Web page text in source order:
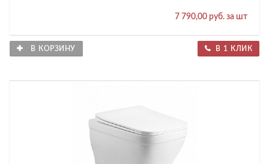
7 790,00 руб. за шт
В КОРЗИНУ В 1 КЛИК